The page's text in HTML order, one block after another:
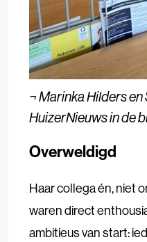
¬Marinka Hilders en
HuizerNieuws in de
Overweldigd
Haar collega én, niet
waren direct
ambitieus van start: